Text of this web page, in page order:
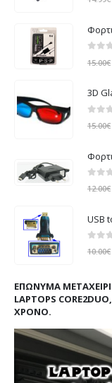
out
15.00€
3D
out
15.00€
out
12.00€
USB
out
10.00€
ΕΠΏΝΥΜΑ
LAPTOPS
ΧΡΌΝΟ.